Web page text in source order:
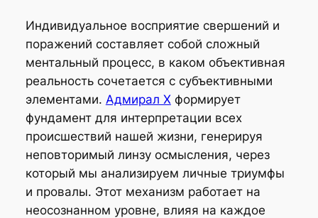
Индивидуальное восприятие свершений и
поражений составляет собой сложный
ментальный процесс, в каком объективная
реальность сочетается с субъективными
элементами. Адмирал Хформирует
фундамент для интерпретации всех
происшествий нашей жизни, генерируя
неповторимый линзу осмысления, через
который мы анализируем личные триумфы
и провалы. Этот механизм работает на
неосознанном уровне, влияя на каждое